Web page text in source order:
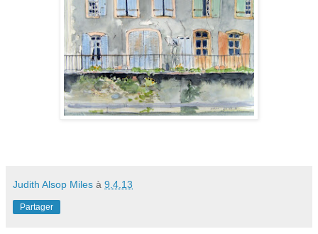
Judith Alsop Miles à 9.4.13
Partager